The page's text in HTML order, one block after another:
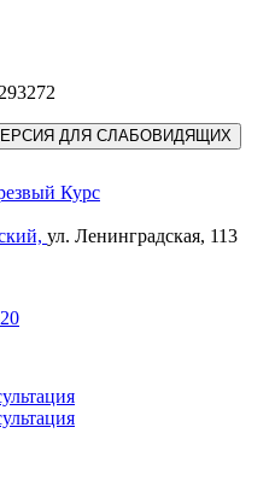
ул. Ленинградская, 113